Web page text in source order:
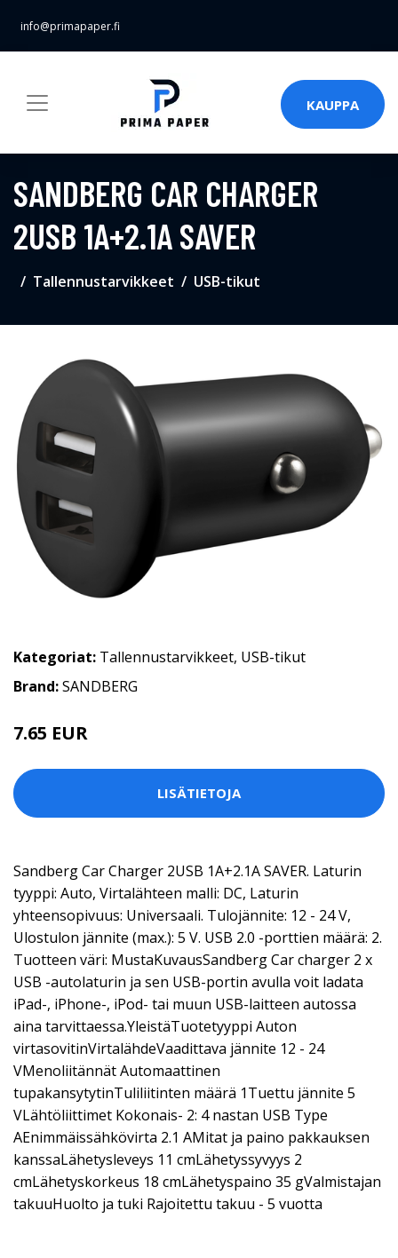
info@primapaper.fi
KAUPPA
SANDBERG CAR CHARGER
2USB 1A+2.1A SAVER
Tallennustarvikkeet USB-tikut
Kategoriat: Tallennustarvikkeet, USB-tikut
Brand:SANDBERG
7.65 EUR
LISÄTIETOJA
Sandberg Car Charger 2USB 1A+2.1A SAVER. Laturin
tyyppi: Auto, Virtalähteen malli: DC, Laturin
yhteensopivuus: Universaali. Tulojännite: 12 - 24 V,
Ulostulon jännite (max.): 5 V. USB 2.0 -porttien määrä: 2.
Tuotteen väri: MustaKuvausSandberg Car charger 2 x
USB -autolaturin ja sen USB-portin avulla voit ladata
iPad-, iPhone-, iPod- tai muun USB-laitteen autossa
aina tarvittaessa.YleistäTuotetyyppi Auton
virtasovitinVirtalähdeVaadittava jännite 12 - 24
VMenoliitännät Automaattinen
tupakansytytinTuliliitinten määrä 1Tuettu jännite 5
VLähtöliittimet Kokonais- 2: 4 nastan USB Type
AEnimmäissähkövirta 2.1 AMitat ja paino pakkauksen
kanssaLähetysleveys 11 cmLähetyssyvyys 2
cmLähetyskorkeus 18 cmLähetyspaino 35 gValmistajan
takuuHuolto ja tuki Rajoitettu takuu - 5 vuotta